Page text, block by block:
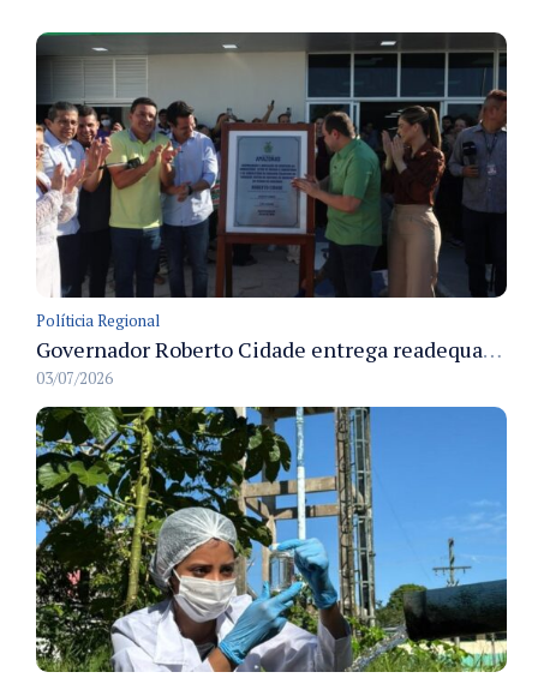
Políticia Regional
Governador Roberto Cidade entrega readequação do ambulatório da FCecon e amplia capacidade de atendimento oncológico em Manaus
03/07/2026